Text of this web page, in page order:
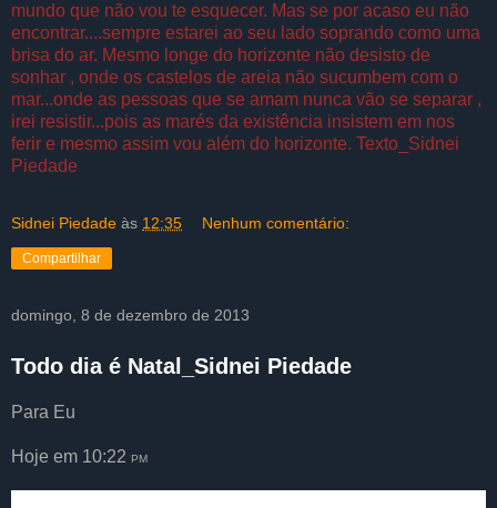
mundo que não vou te esquecer. Mas se por acaso eu não
encontrar....sempre estarei ao seu lado soprando como uma
brisa do ar. Mesmo longe do horizonte não desisto de
sonhar , onde os castelos de areia não sucumbem com o
mar...onde as pessoas que se amam nunca vão se separar ,
irei resistir...pois as marés da existência insistem em nos
ferir e mesmo assim vou além do horizonte. Texto_Sidnei
Piedade
Sidnei Piedade às 12:35 Nenhum comentário:
Compartilhar
domingo, 8 de dezembro de 2013
Todo dia é Natal_Sidnei Piedade
Para Eu
Hoje em 10:22 PM